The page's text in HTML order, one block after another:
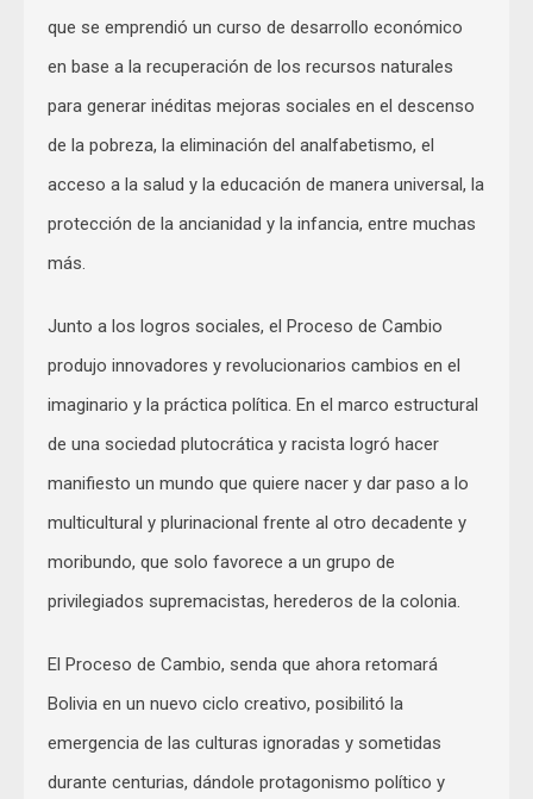
que se emprendió un curso de desarrollo económico
en base a la recuperación de los recursos naturales
para generar inéditas mejoras sociales en el descenso
de la pobreza, la eliminación del analfabetismo, el
acceso a la salud y la educación de manera universal, la
protección de la ancianidad y la infancia, entre muchas
más.
Junto a los logros sociales, el Proceso de Cambio
produjo innovadores y revolucionarios cambios en el
imaginario y la práctica política. En el marco estructural
de una sociedad plutocrática y racista logró hacer
manifiesto un mundo que quiere nacer y dar paso a lo
multicultural y plurinacional frente al otro decadente y
moribundo, que solo favorece a un grupo de
privilegiados supremacistas, herederos de la colonia.
El Proceso de Cambio, senda que ahora retomará
Bolivia en un nuevo ciclo creativo, posibilitó la
emergencia de las culturas ignoradas y sometidas
durante centurias, dándole protagonismo político y